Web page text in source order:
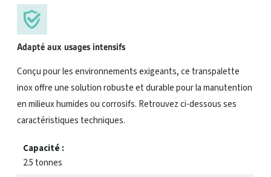
Adapté aux usages intensifs
Conçu pour les environnements exigeants, ce transpalette
inox offre une solution robuste et durable pour la manutention
en milieux humides ou corrosifs. Retrouvez ci-dessous ses
caractéristiques techniques.
Capacité :
2.5 tonnes